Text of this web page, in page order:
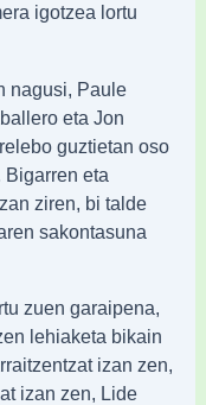
igotzea lortu
nagusi, Paule
eta Jon
guztietan oso
eta
ziren, bi talde
sakontasuna
zuen garaipena,
lehiaketa bikain
izan zen,
izan zen, Lide